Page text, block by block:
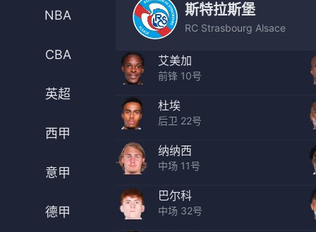
篮球
体育
英超
西甲
德甲
法甲
篮球
NBA
NBA
CBA
英超
西甲
意甲
德甲
斯特拉斯堡
RC Strasbourg Alsace
艾美加
前锋 10号
杜埃
后卫 22号
纳纳西
中场 11号
巴尔科
中场 32号